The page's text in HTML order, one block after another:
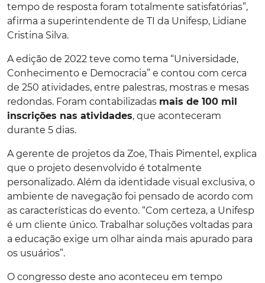
tempo de resposta foram totalmente satisfatórias”,
afirma a superintendente de TI da Unifesp, Lidiane
Cristina Silva.
A edição de 2022 teve como tema “Universidade,
Conhecimento e Democracia” e contou com cerca
de 250 atividades, entre palestras, mostras e mesas
redondas. Foram contabilizadas mais de 100 mil
inscrições nas atividades, que aconteceram
durante 5 dias.
A gerente de projetos da Zoe, Thais Pimentel, explica
que o projeto desenvolvido é totalmente
personalizado. Além da identidade visual exclusiva, o
ambiente de navegação foi pensado de acordo com
as características do evento. “Com certeza, a Unifesp
é um cliente único. Trabalhar soluções voltadas para
a educação exige um olhar ainda mais apurado para
os usuários”.
O congresso deste ano aconteceu em tempo